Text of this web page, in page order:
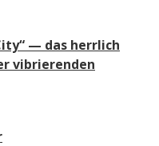
— das herrlich
vibrierenden